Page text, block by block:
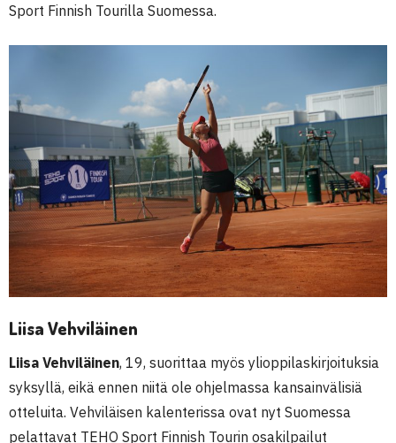
Sport Finnish Tourilla Suomessa.
Liisa Vehviläinen
Liisa Vehviläinen, 19, suorittaa myös ylioppilaskirjoituksia
syksyllä, eikä ennen niitä ole ohjelmassa kansainvälisiä
otteluita. Vehviläisen kalenterissa ovat nyt Suomessa
pelattavat TEHO Sport Finnish Tourin osakilpailut